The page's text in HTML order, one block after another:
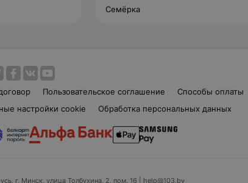
Семёрка
Пользовательское соглашение Способы оплаты
настройки cookie Обработка персональных данных
г. Минск, улица Толбухина, 2, пом. 16 | help@103.by